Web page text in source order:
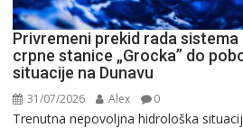
Privremeni prekid rada
crpne stanice „Grocka” do
situacije na Dunavu
31/07/2026 Alex 0
Trenutna nepovoljna hidrološka